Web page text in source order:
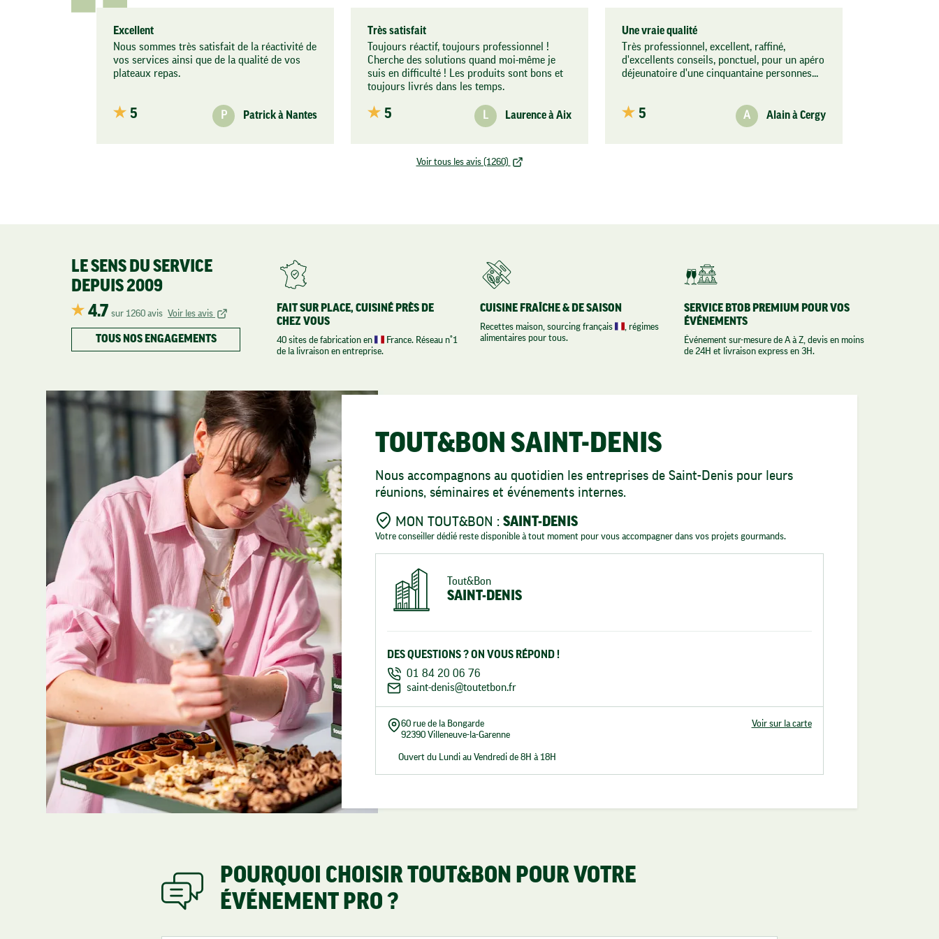
Pour modifier vos préférences par la suite, cliquez sur le lien
'Préférences de cookies' situé dans le pied de page.
Lire la politique de confidentialité
Consentements certifiés par
Je choisis OK pour moi
Plateforme de Gestion du Consentement : Personnalisez vos Options
Notre plateforme vous permet d'adapter et de gérer vos paramètres de confidentialité, en garantissant la conformité avec
Excellent
Nous sommes très satisfait de la réactivité de
vos services ainsi que de la qualité de vos
plateaux repas.
5 P Patrick à Nantes
Très satisfait
Toujours réactif, toujours professionnel !
Cherche des solutions quand moi-même je
suis en difficulté ! Les produits sont bons et
toujours livrés dans les temps.
5 L Laurence à Aix
Une vraie qualité
Très professionnel, excellent, raffiné,
d'excellents conseils, ponctuel, pour un apéro
déjeunatoire d'une cinquantaine personnes...
5 A Alain à Cergy
Voir tous les avis (1260)
LE SENS DU SERVICE
DEPUIS 2009
4.7 sur 1260 avis Voir les avis
TOUS NOS ENGAGEMENTS
FAIT SUR PLACE, CUISINÉ PRÈS DE
CHEZ VOUS
40 sites de fabrication en
France. Réseau n°1
de la livraison en entreprise.
CUISINE FRAÎCHE & DE SAISON
Recettes maison, sourcing français
, régimes
alimentaires pour tous.
SERVICE BTOB PREMIUM POUR VOS
ÉVÉNEMENTS
Événement sur-mesure de A à Z, devis en moins
de 24H et livraison express en 3H.
TOUT&BON SAINT-DENIS
Nous accompagnons au quotidien les entreprises de Saint-Denis pour leurs
réunions, séminaires et événements internes.
MON TOUT&BON : SAINT-DENIS
Votre conseiller dédié reste disponible à tout moment pour vous accompagner dans vos projets gourmands.
Tout&Bon
SAINT-DENIS
DES QUESTIONS ? ON VOUS RÉPOND !
01 84 20 06 76
saint-denis@toutetbon.fr
60 rue de la Bongarde
92390 Villeneuve-la-Garenne
Voir sur la carte
Ouvert du Lundi au Vendredi de 8H à 18H
POURQUOI CHOISIR TOUT&BON POUR VOTRE
ÉVÉNEMENT PRO ?